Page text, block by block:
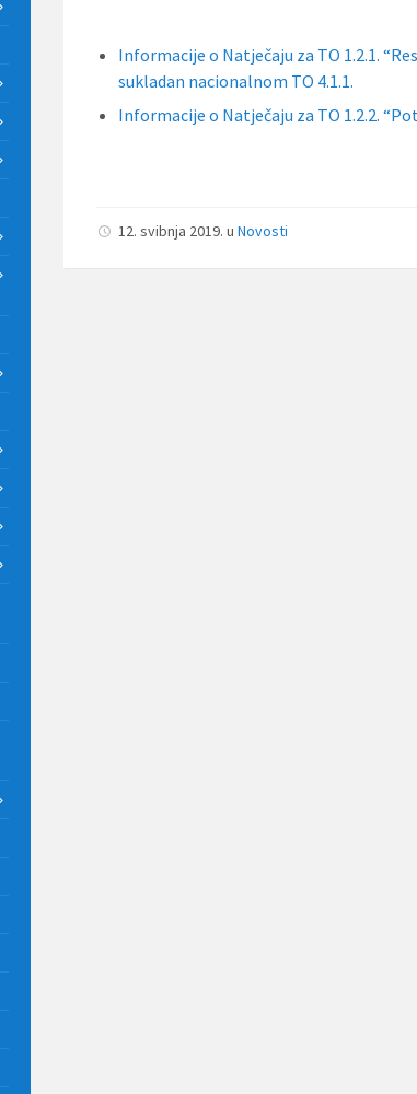
Informacije o Natječaju za TO 1.2.1.
sukladan nacionalnom TO 4.1.1.
Informacije o Natječaju za TO 1.2.2.
12. svibnja 2019.uNovosti